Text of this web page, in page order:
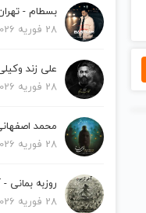
بسطام -
28 فوریه 2026
علی زند
28 فوریه 2026
محمد
28 فوریه 2026
روزبه بمانی -
28 فوریه 2026